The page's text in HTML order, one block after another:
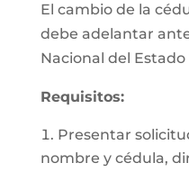
El cambio de la
debe adelantar
Nacional del Estado
Requisitos:
Presentar
nombre y cédula,